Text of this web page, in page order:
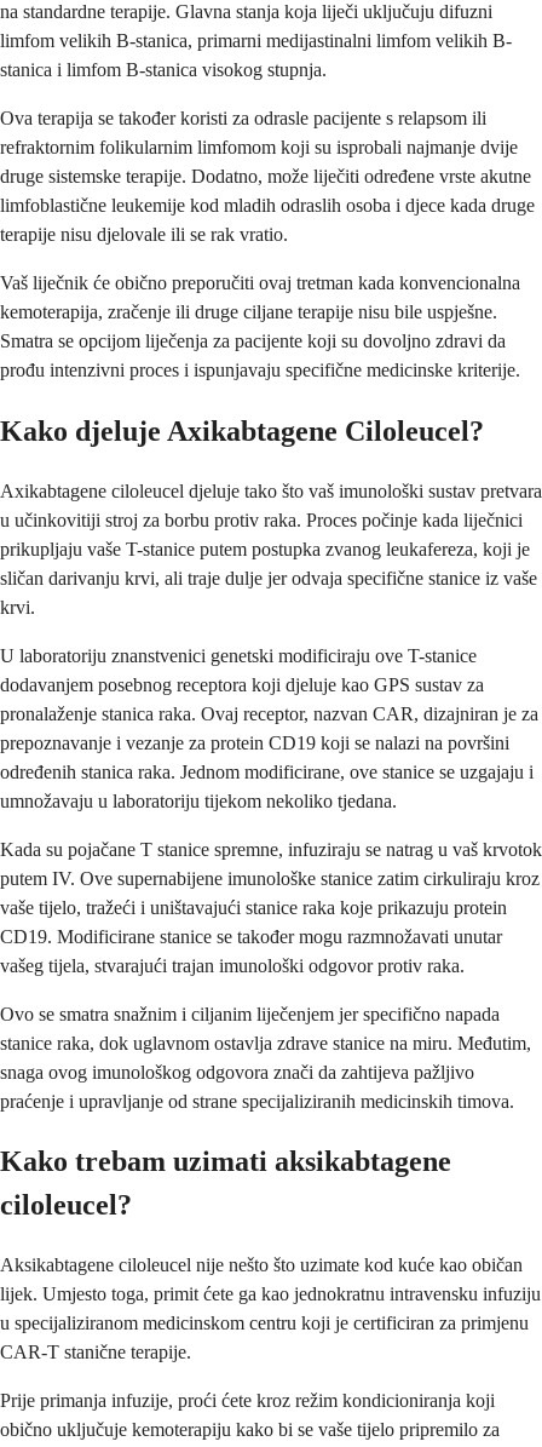
na standardne terapije. Glavna stanja koja liječi uključuju difuzni
limfom velikih B-stanica, primarni medijastinalni limfom velikih B-
stanica i limfom B-stanica visokog stupnja.
Ova terapija se također koristi za odrasle pacijente s relapsom ili
refraktornim folikularnim limfomom koji su isprobali najmanje dvije
druge sistemske terapije. Dodatno, može liječiti određene vrste akutne
limfoblastične leukemije kod mladih odraslih osoba i djece kada druge
terapije nisu djelovale ili se rak vratio.
Vaš liječnik će obično preporučiti ovaj tretman kada konvencionalna
kemoterapija, zračenje ili druge ciljane terapije nisu bile uspješne.
Smatra se opcijom liječenja za pacijente koji su dovoljno zdravi da
prođu intenzivni proces i ispunjavaju specifične medicinske kriterije.
Kako djeluje Axikabtagene Ciloleucel?
Axikabtagene ciloleucel djeluje tako što vaš imunološki sustav pretvara
u učinkovitiji stroj za borbu protiv raka. Proces počinje kada liječnici
prikupljaju vaše T-stanice putem postupka zvanog leukafereza, koji je
sličan darivanju krvi, ali traje dulje jer odvaja specifične stanice iz vaše
krvi.
U laboratoriju znanstvenici genetski modificiraju ove T-stanice
dodavanjem posebnog receptora koji djeluje kao GPS sustav za
pronalaženje stanica raka. Ovaj receptor, nazvan CAR, dizajniran je za
prepoznavanje i vezanje za protein CD19 koji se nalazi na površini
određenih stanica raka. Jednom modificirane, ove stanice se uzgajaju i
umnožavaju u laboratoriju tijekom nekoliko tjedana.
Kada su pojačane T stanice spremne, infuziraju se natrag u vaš krvotok
putem IV. Ove supernabijene imunološke stanice zatim cirkuliraju kroz
vaše tijelo, tražeći i uništavajući stanice raka koje prikazuju protein
CD19. Modificirane stanice se također mogu razmnožavati unutar
vašeg tijela, stvarajući trajan imunološki odgovor protiv raka.
Ovo se smatra snažnim i ciljanim liječenjem jer specifično napada
stanice raka, dok uglavnom ostavlja zdrave stanice na miru. Međutim,
snaga ovog imunološkog odgovora znači da zahtijeva pažljivo
praćenje i upravljanje od strane specijaliziranih medicinskih timova.
Kako trebam uzimati aksikabtagene
ciloleucel?
Aksikabtagene ciloleucel nije nešto što uzimate kod kuće kao običan
lijek. Umjesto toga, primit ćete ga kao jednokratnu intravensku infuziju
u specijaliziranom medicinskom centru koji je certificiran za primjenu
CAR-T stanične terapije.
Prije primanja infuzije, proći ćete kroz režim kondicioniranja koji
obično uključuje kemoterapiju kako bi se vaše tijelo pripremilo za